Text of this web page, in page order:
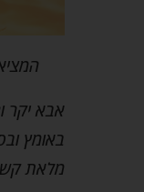
אבא יקר
באומץ
מלאת